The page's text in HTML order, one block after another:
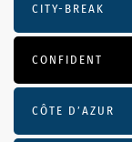
CITY-BREAK
CONFIDENT
CÔTE D’AZUR